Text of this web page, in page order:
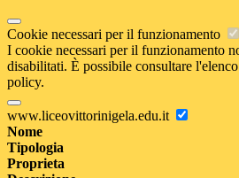
Cookie necessari per il funzionamento
I cookie necessari per il funzionamento
disabilitati. È possibile consultare
policy.
www.liceovittorinigela.edu.it
Nome
Tipologia
Proprieta